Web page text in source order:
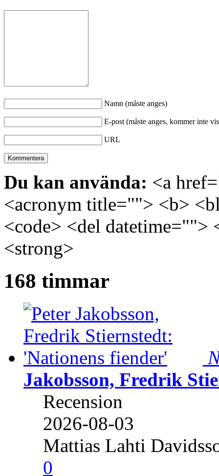
Namn (måste anges)
E-post (måste anges, kommer inte
URL
Du kan använda: <a
<acronym title=""> <b>
<code> <del
<strong>
168 timmar
Jakobsson, Fredrik
Recension
2026-08-03
Mattias Lahti
0